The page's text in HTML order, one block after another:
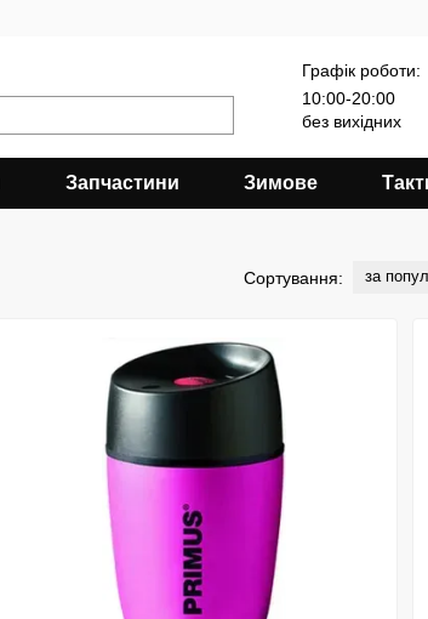
Графік роботи:
10:00-20:00
без вихідних
Запчастини Зимове
Сортування: за